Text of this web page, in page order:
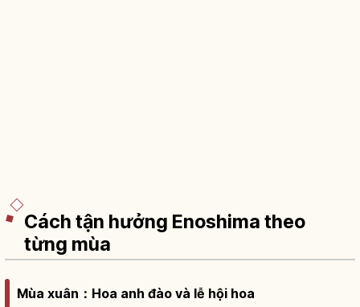
Cách tận hưởng Enoshima theo
từng mùa
Mùa xuân：Hoa anh đào và lễ hội hoa